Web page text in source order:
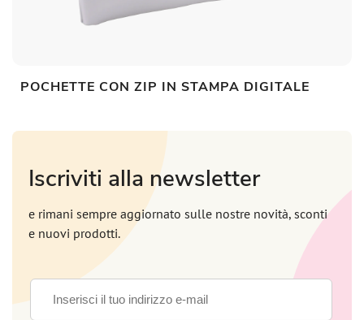
POCHETTE CON ZIP IN STAMPA DIGITALE
Iscriviti alla newsletter
e rimani sempre aggiornato sulle nostre novità, sconti
e nuovi prodotti.